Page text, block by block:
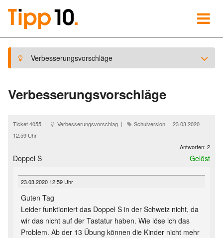
Verbesserungsvorschläge
Verbesserungsvorschläge
Ticket 4055 | Verbesserungsvorschlag |
Schulversion | 23.03.2020
12:59 Uhr
Antworten: 2
Doppel S Gelöst
23.03.2020 12:59 Uhr
Guten Tag
Leider funktioniert das Doppel S in der Schweiz nicht, da
wir das nicht auf der Tastatur haben. Wie löse ich das
Problem. Ab der 13 Übung können die Kinder nicht mehr